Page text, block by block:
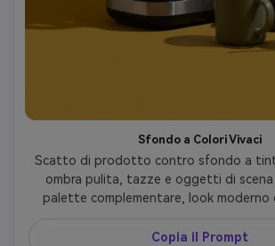
Sfondo a Colori Vivaci
Scatto di prodotto contro sfondo a
ombra pulita, tazze e oggetti di
palette complementare, look moderno
brand, scatto con Sony A7R V, 55mm,
colore vibrante ma realistico,
Copia il Prompt